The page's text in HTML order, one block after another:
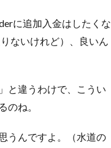
に追加入金はしたくな
ないけれど）、良いん
と違うわけで、こうい
のね。
うんですよ。（水道の